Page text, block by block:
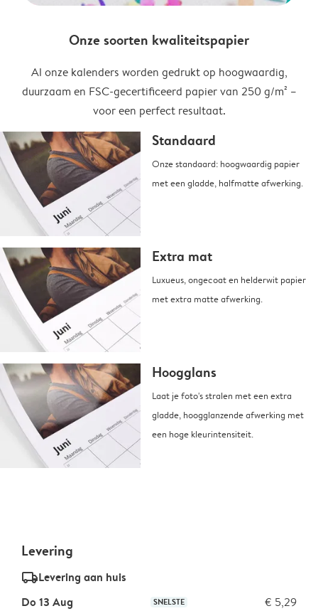
Onze soorten kwaliteitspapier
Al onze kalenders worden gedrukt op hoogwaardig,
duurzaam en FSC-gecertificeerd papier van 250 g/m² –
voor een perfect resultaat.
Standaard
Onze standaard: hoogwaardig papier
met een gladde, halfmatte afwerking.
Extra mat
Luxueus, ongecoat en helderwit papier
met extra matte afwerking.
Hoogglans
Laat je foto's stralen met een extra
gladde, hoogglanzende afwerking met
een hoge kleurintensiteit.
Levering
delivery_standard_v2Levering aan huis
Do 13 Aug
SNELSTE € 5,29